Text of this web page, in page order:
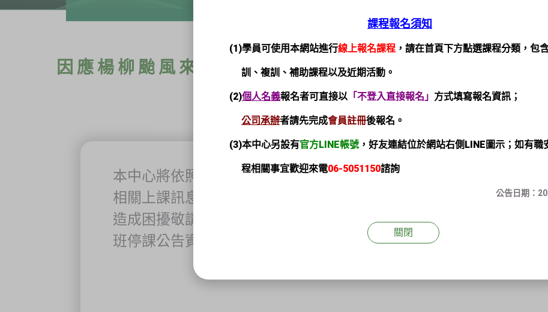
因應楊柳颱風來襲，依據行政院人事行政總處及地方
發佈日期:2025-08-12
本中心將依照台南市政府發布之停班課訊息為標準，停班課當天則停
相關上課訊息皆已通知，如有問題，請於上班日電洽06-5051150
造成困擾敬請見諒!
班停課公告資訊請參閱
或行政院人事行政總處
課程報名須知
(1)學員可使用本網站進行線上報名課程 ，請在首頁下方點選課程分類，包
訓、複訓、補助課程以及近期活動。
(2)個人名義報名者可直接以「不登入直接報名」 方式填寫報名資訊；
公司承辦者請先完成會員註冊後報名。
(3)本中心另設有官方LINE帳號， 好友連結位於網站右側LINE圖示；如有職
程相關事宜歡迎來電06-5051150諮詢
公告日期：
關閉